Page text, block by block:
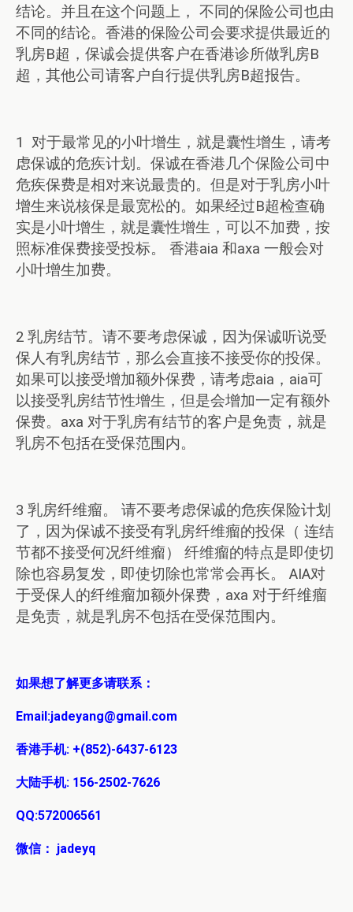
结论。并且在这个问题上， 不同的保险公司也由
不同的结论。香港的保险公司会要求提供最近的
乳房B超，保诚会提供客户在香港诊所做乳房B
超，其他公司请客户自行提供乳房B超报告。
1 对于最常见的小叶增生，就是囊性增生，请考
虑保诚的危疾计划。保诚在香港几个保险公司中
危疾保费是相对来说最贵的。但是对于乳房小叶
增生来说核保是最宽松的。如果经过B超检查确
实是小叶增生，就是囊性增生，可以不加费，按
照标准保费接受投标。 香港aia 和axa 一般会对
小叶增生加费。
2 乳房结节。请不要考虑保诚，因为保诚听说受
保人有乳房结节，那么会直接不接受你的投保。
如果可以接受增加额外保费，请考虑aia，aia可
以接受乳房结节性增生，但是会增加一定有额外
保费。axa 对于乳房有结节的客户是免责，就是
乳房不包括在受保范围内。
3 乳房纤维瘤。 请不要考虑保诚的危疾保险计划
了，因为保诚不接受有乳房纤维瘤的投保（ 连结
节都不接受何况纤维瘤） 纤维瘤的特点是即使切
除也容易复发，即使切除也常常会再长。 AIA对
于受保人的纤维瘤加额外保费，axa 对于纤维瘤
是免责，就是乳房不包括在受保范围内。
如果想了解更多请联系：
Email:jadeyang@gmail.com
香港手机: +(852)-6437-6123
大陆手机: 156-2502-7626
QQ:572006561
微信： jadeyq